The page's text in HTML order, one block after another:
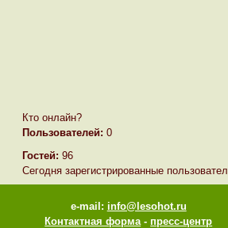
Кто онлайн?
Пользователей: 0
Гостей: 96
Сегодня зарегистрированные
e-mail: info@lesohot.ru
Контактная форма-пресс-центр